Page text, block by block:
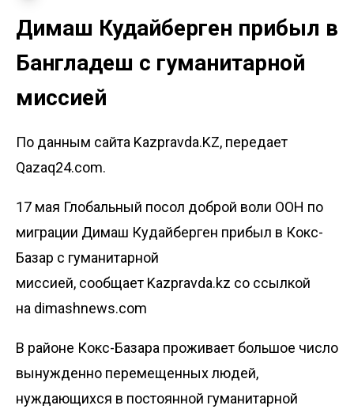
Димаш Кудайберген прибыл в
Бангладеш с гуманитарной
миссией
По данным сайта Kazpravda.KZ, передает
Qazaq24.com.
17 мая Глобальный посол доброй воли ООН по
миграции Димаш Кудайберген прибыл в Кокс-
Базар с гуманитарной
миссией, сообщает Kazpravda.kz со ссылкой
на dimashnews.com
В районе Кокс-Базара проживает большое число
вынужденно перемещенных людей,
нуждающихся в постоянной гуманитарной